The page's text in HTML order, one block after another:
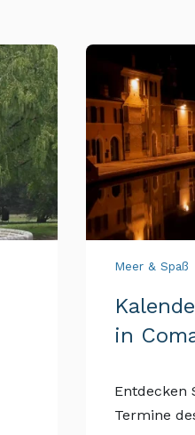
Meer & Spaß
in
Entdecken
Termine